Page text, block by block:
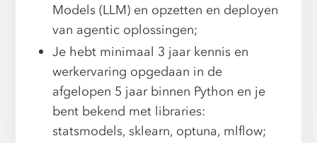
Models (LLM) en opzetten en deployen
van agentic oplossingen;
Je hebt minimaal 3 jaar kennis en
werkervaring opgedaan in de
afgelopen 5 jaar binnen Python en je
bent bekend met libraries:
statsmodels, sklearn, optuna, mlflow;